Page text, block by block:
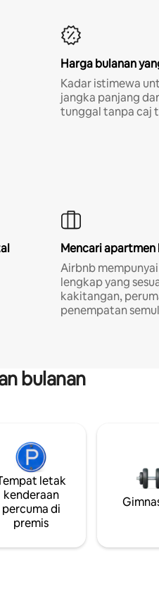
Harga bulanan
Kadar istimewa
jangka panjang
tunggal tanpa caj
Mencari apartmen
Airbnb
lengkap yang
kakitangan,
penempatan
bulanan
letak
kenderaan
percuma di
premis